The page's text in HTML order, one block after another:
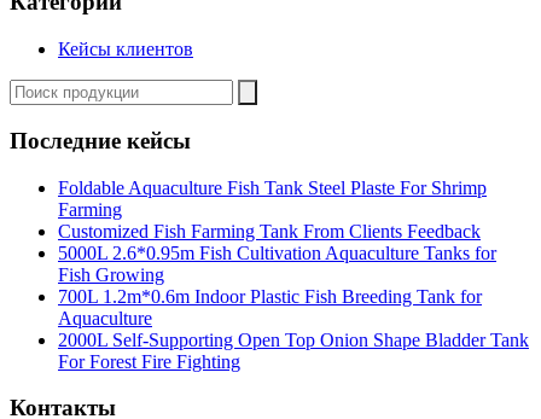
Кейсы клиентов
Последние кейсы
Foldable Aquaculture Fish Tank Steel Plaste For Shrimp
Farming
Customized Fish Farming Tank From Clients Feedback
5000L 2.6*0.95m Fish Cultivation Aquaculture Tanks for
Fish Growing
700L 1.2m*0.6m Indoor Plastic Fish Breeding Tank for
Aquaculture
2000L Self-Supporting Open Top Onion Shape Bladder Tank
For Forest Fire Fighting
Контакты